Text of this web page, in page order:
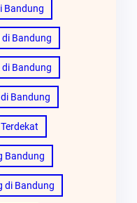
Bandung
Bandung
Bandung
Bandung
Bandung
di Bandung